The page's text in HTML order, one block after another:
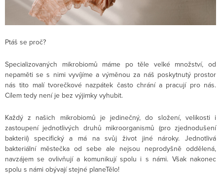
Ptáš se proč?
Specializovaných mikrobiomů máme po těle velké množství, od
nepaměti se s nimi vyvíjíme a výměnou za náš poskytnutý prostor
nás tito malí tvorečkové nazpátek často chrání a pracují pro nás.
Cílem tedy není je bez výjimky vyhubit.
Každý z našich mikrobiomů je jedinečný, do složení, velikosti i
zastoupení jednotlivých druhů mikroorganismů (pro zjednodušení
bakterií) specifický a má na svůj život jiné nároky. Jednotlivá
bakteriální městečka od sebe ale nejsou neprodyšně oddělená,
navzájem se ovlivňují a komunikují spolu i s námi. Však nakonec
spolu s námi obývají stejné planeTělo!